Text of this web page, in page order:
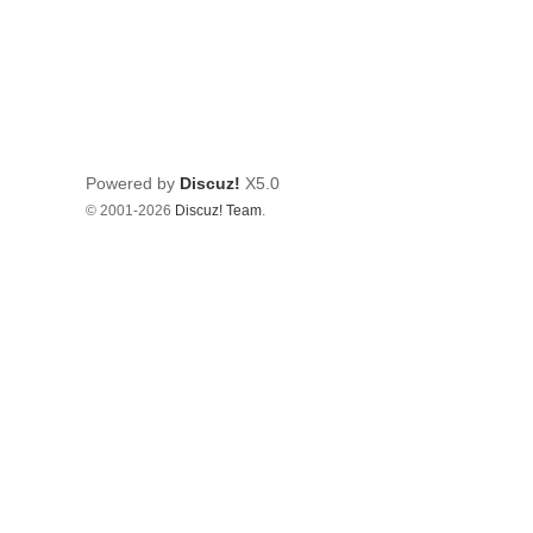
Powered by Discuz! X5.0
© 2001-2026 Discuz! Team